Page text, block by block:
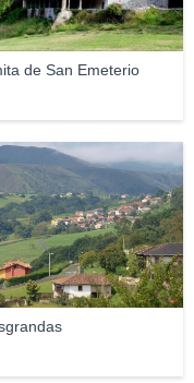
de San Emeterio